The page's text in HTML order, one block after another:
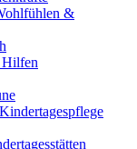
&
Hilfen